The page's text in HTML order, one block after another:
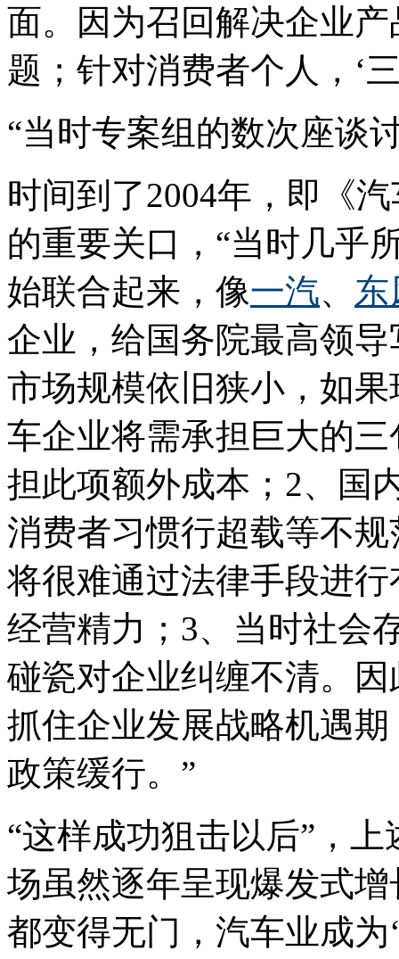
面。因为召回解决企业
题；针对消费者个人，‘
“当时专案组的数次座谈
时间到了2004年，即《
的重要关口，“当时几乎
始联合起来，像一汽、 东
企业，给国务院最高领
市场规模依旧狭小，如果
车企业将需承担巨大的
担此项额外成本；2、国
消费者习惯行超载等不
将很难通过法律手段进
经营精力；3、当时社会
碰瓷对企业纠缠不清。
抓住企业发展战略机遇
政策缓行。”
“这样成功狙击以后”，
场虽然逐年呈现爆发式
都变得无门，汽车业成为